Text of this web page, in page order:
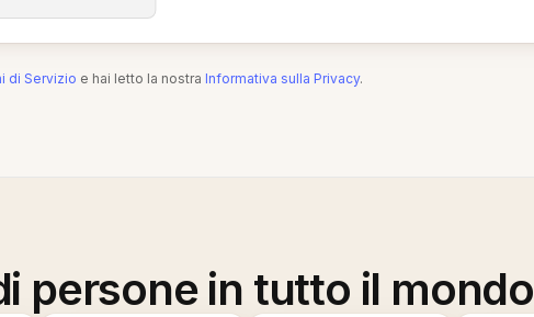
di Servizio e hai letto la nostra Informativa sulla Privacy.
persone in tutto il mondo